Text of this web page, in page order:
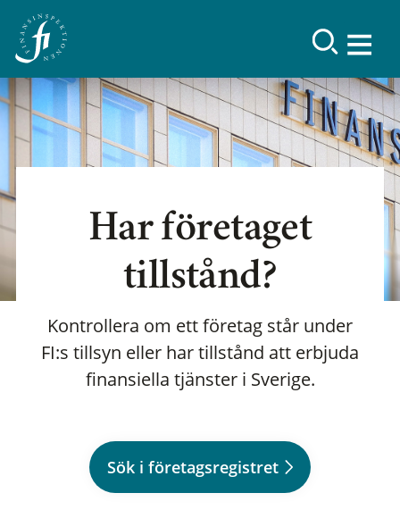
Har företaget
tillstånd?
Kontrollera om ett företag står under
FI:s tillsyn eller har tillstånd att erbjuda
finansiella tjänster i Sverige.
Sök i företagsregistret